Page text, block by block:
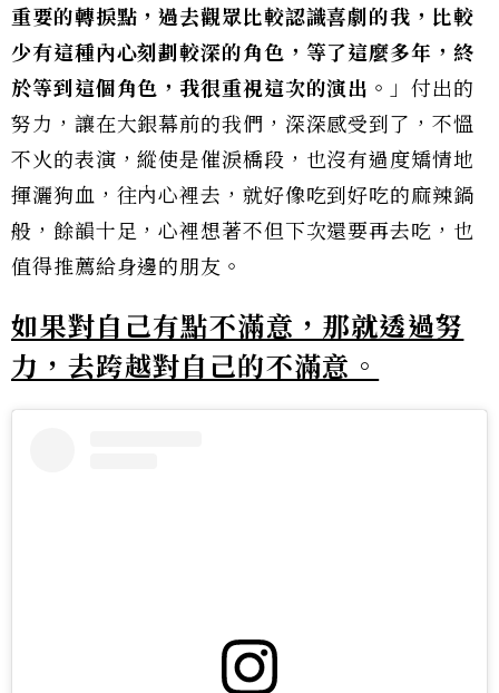
重要的轉捩點，過去觀眾比較認識喜劇的我，比較
少有這種內心刻劃較深的角色，等了這麼多年，終
於等到這個角色，我很重視這次的演出。 」付出的
努力，讓在大銀幕前的我們，深深感受到了，不慍
不火的表演，縱使是催淚橋段，也沒有過度矯情地
揮灑狗血，往內心裡去，就好像吃到好吃的麻辣鍋
般，餘韻十足，心裡想著不但下次還要再去吃，也
值得推薦給身邊的朋友。
如果對自己有點不滿意，那就透過努
力，去跨越對自己的不滿意。